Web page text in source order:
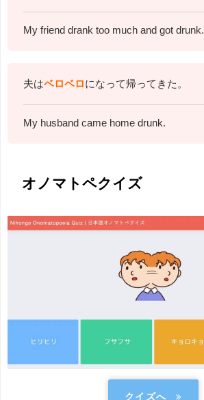
My friend drank too much and got drunk.
夫はベロベロになって帰ってきた。
My husband came home drunk.
オノマトペクイズ
クイズへ